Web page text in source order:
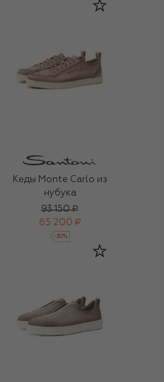
Кеды Monte Carlo из
нубука
93 150 ₽
65 200 ₽
-30%